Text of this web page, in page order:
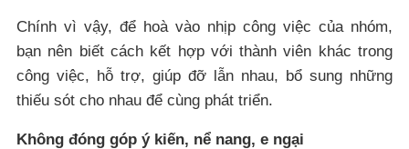
Chính vì vậy, để hoà vào nhịp công việc của nhóm,
bạn nên biết cách kết hợp với thành viên khác trong
công việc, hỗ trợ, giúp đỡ lẫn nhau, bổ sung những
thiếu sót cho nhau để cùng phát triển.
Không đóng góp ý kiến, nể nang, e ngại